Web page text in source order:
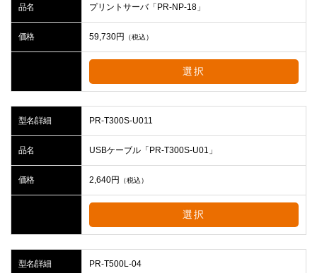
品名 プリントサーバ「PR-NP-18」
価格 59,730円 （税込）
選択
型名/詳細 PR-T300S-U011
品名 USBケーブル「PR-T300S-U01」
価格 2,640円 （税込）
選択
型名/詳細 PR-T500L-04